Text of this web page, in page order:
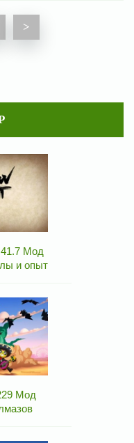
>
Мод
и опыт
Мод